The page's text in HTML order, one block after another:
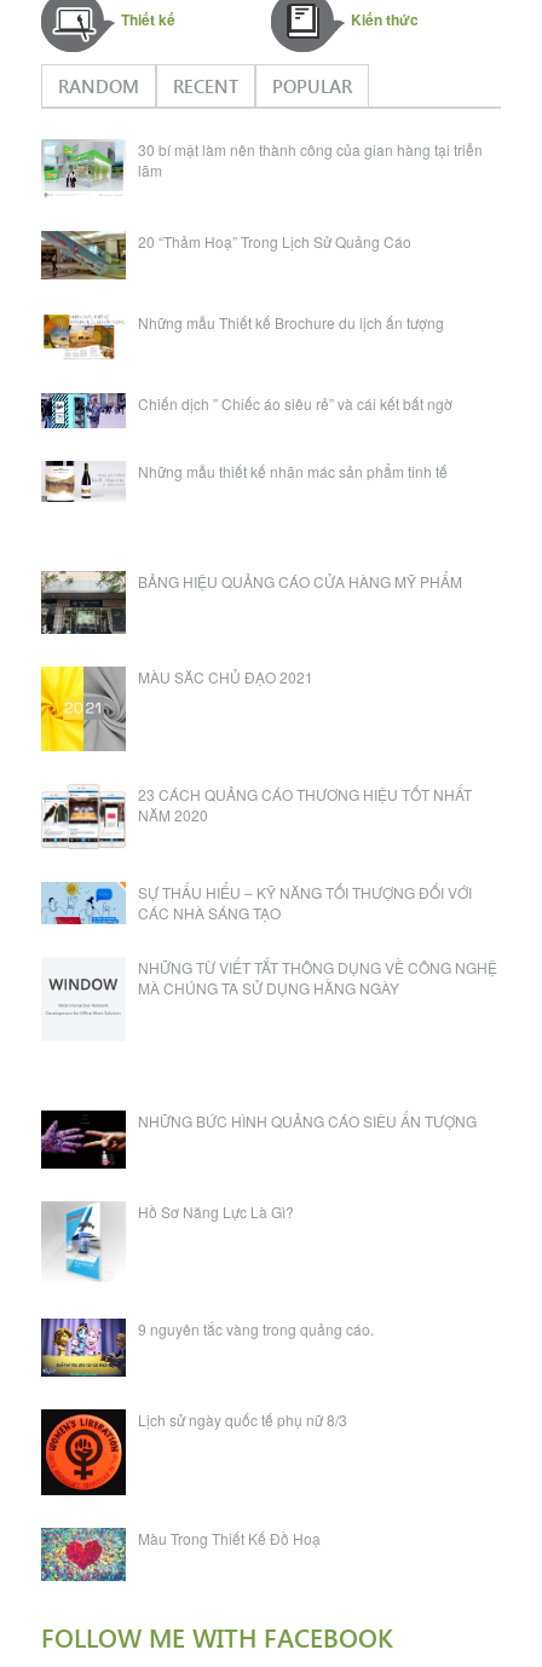
Thiết kế Kiến thức
RANDOM RECENT POPULAR
30 bí mật làm nên thành công của gian hàng tại triễn
lãm
20 “Thảm Hoạ” Trong Lịch Sử Quảng Cáo
Những mẫu Thiết kế Brochure du lịch ấn tượng
Chiến dịch ” Chiếc áo siêu rẻ” và cái kết bất ngờ
Những mẫu thiết kế nhãn mác sản phẩm tinh tế
BẢNG HIỆU QUẢNG CÁO CỬA HÀNG MỸ PHẨM
MÀU SĂC CHỦ ĐẠO 2021
23 CÁCH QUẢNG CÁO THƯƠNG HIỆU TỐT NHẤT
NĂM 2020
SỰ THẤU HIỂU – KỸ NĂNG TỐI THƯỢNG ĐỐI VỚI
CÁC NHÀ SÁNG TẠO
NHỮNG TỪ VIẾT TẮT THÔNG DỤNG VỀ CÔNG NGHỆ
MÀ CHÚNG TA SỬ DỤNG HẰNG NGÀY
NHỮNG BỨC HÌNH QUẢNG CÁO SIÊU ẤN TƯỢNG
Hồ Sơ Năng Lực Là Gì?
9 nguyên tắc vàng trong quảng cáo.
Lịch sử ngày quốc tế phụ nữ 8/3
Màu Trong Thiết Kế Đồ Hoạ
FOLLOW ME WITH FACEBOOK